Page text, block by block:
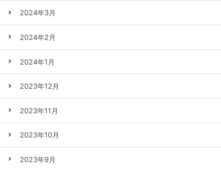
2024年3月
2024年2月
2024年1月
2023年12月
2023年11月
2023年10月
2023年9月